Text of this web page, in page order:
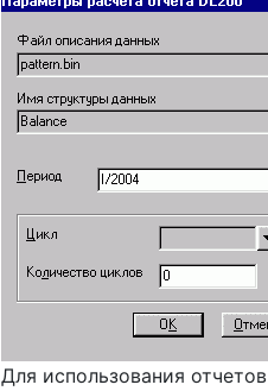
Для использования